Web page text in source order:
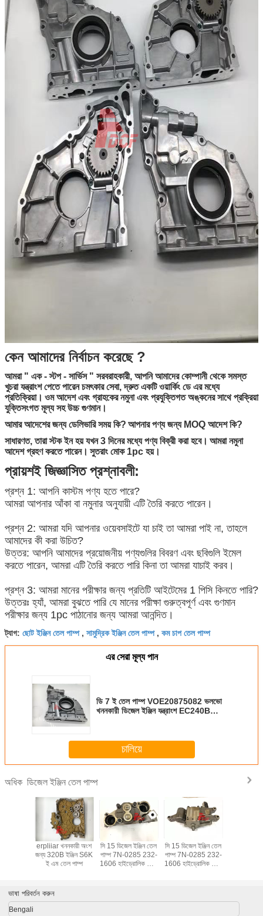
কেন আমাদের নির্বাচন করেছে ?
আমরা " এক - স্টপ - সার্ভিস " সরবরাহকারী, আপনি আমাদের কোম্পানী থেকে সমস্ত
খুচরা যন্ত্রাংশ পেতে পারেন চমৎকার সেবা, দ্রুত একটি ওয়ার্কিং ডে এর মধ্যে
প্রতিক্রিয়া। ওম আদেশ এবং গ্রাহকের নমুনা এবং প্রযুক্তিগত অঙ্কনের সাথে প্রক্রিয়া
যুক্তিসংগত মূল্য সহ উচ্চ গুণমান।
আমার আদেশের জন্য ডেলিভারি সময় কি? আপনার পণ্য জন্য MOQ আদেশ কি?
সাধারণত, তারা স্টক ইন হয় যখন 3 দিনের মধ্যে পণ্য বিক্রী করা হবে। আমরা নমুনা
আদেশ গ্রহণ করতে পারেন। সুতরাং মোক 1pc হয়।
প্রায়শই জিজ্ঞাসিত প্রশ্নাবলী:
প্রশ্ন 1: আপনি কাস্টম পণ্য হতে পারে?
আমরা আপনার আঁকা বা নমুনার অনুযায়ী এটি তৈরি করতে পারেন।
প্রশ্ন 2: আমরা যদি আপনার ওয়েবসাইটে যা চাই তা আমরা পাই না, তাহলে
আমাদের কী করা উচিত?
উত্তর: আপনি আমাদের প্রয়োজনীয় পণ্যগুলির বিবরণ এবং ছবিগুলি ইমেল
করতে পারেন, আমরা এটি তৈরি করতে পারি কিনা তা আমরা যাচাই করব।
প্রশ্ন 3: আমরা মানের পরীক্ষার জন্য প্রতিটি আইটেমের 1 পিসি কিনতে পারি?
উত্তরঃ হ্যাঁ, আমরা বুঝতে পারি যে মানের পরীক্ষা গুরুত্বপূর্ণ এবং গুণমান
পরীক্ষার জন্য 1pc পাঠানোর জন্য আমরা আনন্দিত।
ট্যাগ: ছোট ইঞ্জিন তেল পাম্প, সামুদ্রিক ইঞ্জিন তেল পাম্প, কম চাপ তেল পাম্প
এর সেরা মূল্য পান
ডি 7 ই তেল পাম্প VOE20875082 ভলভো
খননকারী ডিজেল ইঞ্জিন যন্ত্রাংশ EC240B
চালিয়ে
অধিক ডিজেল ইঞ্জিন তেল পাম্প
erpliiar খননকারী অংশ
জন্য 320B ইঞ্জিন S6K
ই এম তেল পাম্প
সি 15 ডিজেল ইঞ্জিন তেল
পাম্প 7N-0285 232-
1606 হাইড্রোলিক পাম্প
সি 15 ডিজেল ইঞ্জিন তেল
পাম্প 7N-0285 232-
1606 হাইড্রোলিক পাম্প
ভাষা পরিবর্তন করুন
Bengali